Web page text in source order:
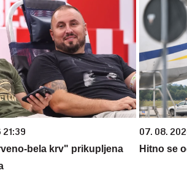
21:39
bela krv" prikupljena
07. 08.
Hitno se